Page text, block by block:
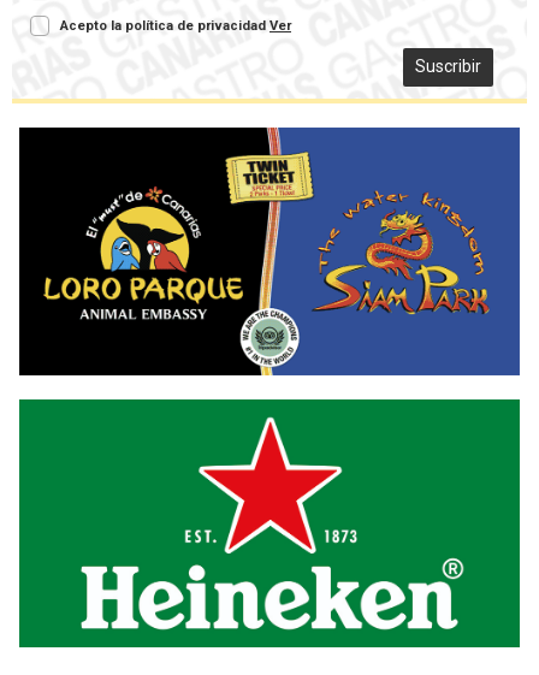
Acepto la política de privacidad Ver
Suscribir